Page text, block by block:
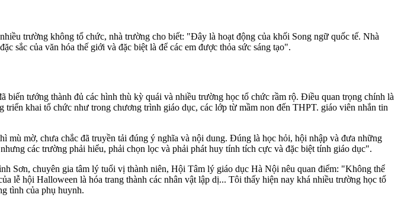
trường không tổ chức, nhà trường cho biết: "Đây là hoạt động của khối Song ngữ quốc tế. Nhà
sắc của văn hóa thế giới và đặc biệt là để các em được thỏa sức sáng tạo".
tướng thành đủ các hình thù kỳ quái và nhiều trường học tổ chức rầm rộ. Điều quan trọng chính là
khai tổ chức như trong chương trình giáo dục, các lớp từ mầm non đến THPT. giáo viên nhắn tin
mù mờ, chưa chắc đã truyền tải đúng ý nghĩa và nội dung. Đúng là học hỏi, hội nhập và đưa những
các trường phải hiểu, phải chọn lọc và phải phát huy tính tích cực và đặc biệt tính giáo dục".
Sơn, chuyên gia tâm lý tuổi v‌ị thà‌nh niê‌n, Hội Tâm lý giáo dục Hà Nội nêu quan điểm: "Không thể
lễ hội Halloween là hóa trang thành các nhân vật lập dị... Tôi thấy hiện nay khá nhiều trường học tổ
tình của phụ huynh.